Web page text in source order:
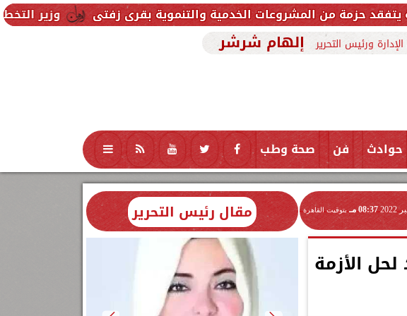
وزير التخطيط يتابع الخدمية والتنموية بقرى زفتى
ورئيس التحرير إلهام شرشر
حوادث فن صحة وطب تكنولوجيا منوعات محافظات
08:37 مـ بتوقيت القاهرة
الأزمة
مقال رئيس التحرير